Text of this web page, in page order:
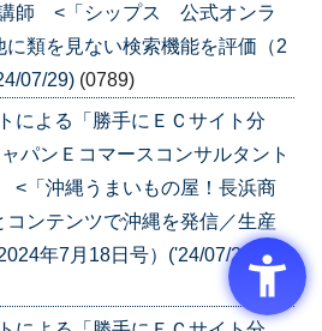
師 <「シップス 公式オンラ
に類を見ない検索機能を評価（2
07/29) (0789)
による「勝手にＥＣサイト分
パンＥコマースコンサルタント
「沖縄うまいもの屋！長浜商
ンテンツで沖縄を発信／生産
年7月18日号）('24/07/23)(07